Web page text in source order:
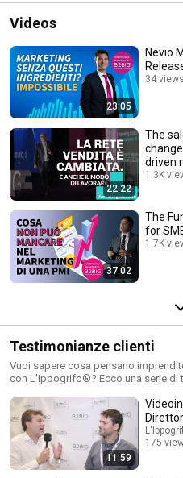
Videos
23:05
Nevio
34 views
22:22
The
driven
1.3K
37:02
The
for
1.7K
Testimonianze clienti
Vuoi sapere cosa pensano
con L'Ippogrifo®? Ecco una serie di
11:59
175